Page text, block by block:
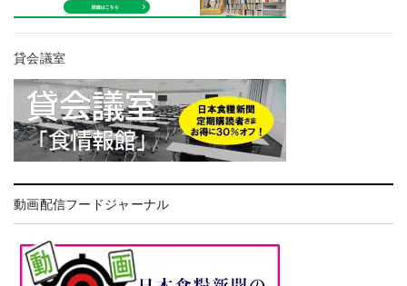
貸会議室
動画配信フードジャーナル